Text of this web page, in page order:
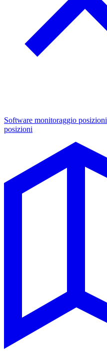
Software monitoraggio posizioni
posizioni